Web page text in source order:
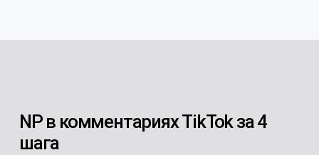
NP в комментариях TikTok за 4
шага